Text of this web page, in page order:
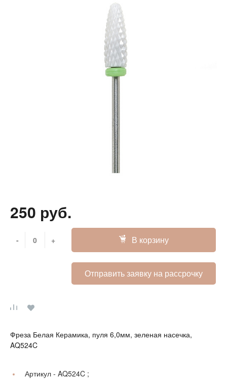
250 руб.
- + В корзину
Отправить заявку на рассрочку
Фреза Белая Керамика, пуля 6,0мм, зеленая насечка,
AQ524C
Артикул - AQ524C ;